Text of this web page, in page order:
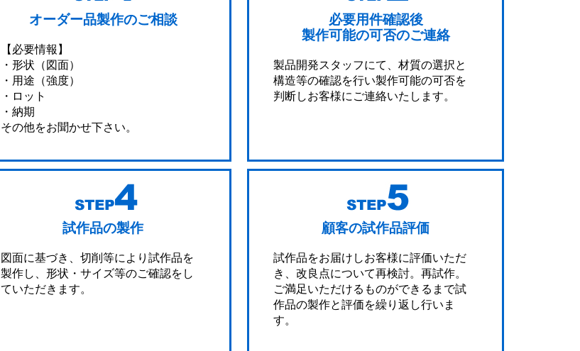
オーダー品製作のご相談
【必要情報】
・形状（図面）
・用途（強度）
・ロット
・納期
その他をお聞かせ下さい。
必要用件確認後
製作可能の可否のご連絡
製品開発スタッフにて、材質の選択と
構造等の確認を行い製作可能の可否を
判断しお客様にご連絡いたします。
試作品の製作
図面に基づき、切削等により試作品を
製作し、形状・サイズ等のご確認をし
ていただきます。
顧客の試作品評価
試作品をお届けしお客様に評価いただ
き、改良点について再検討。再試作。
ご満足いただけるものができるまで試
作品の製作と評価を繰り返し行いま
す。